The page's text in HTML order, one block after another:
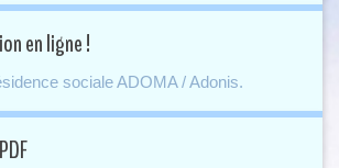
en ligne !
sociale ADOMA / Adonis.